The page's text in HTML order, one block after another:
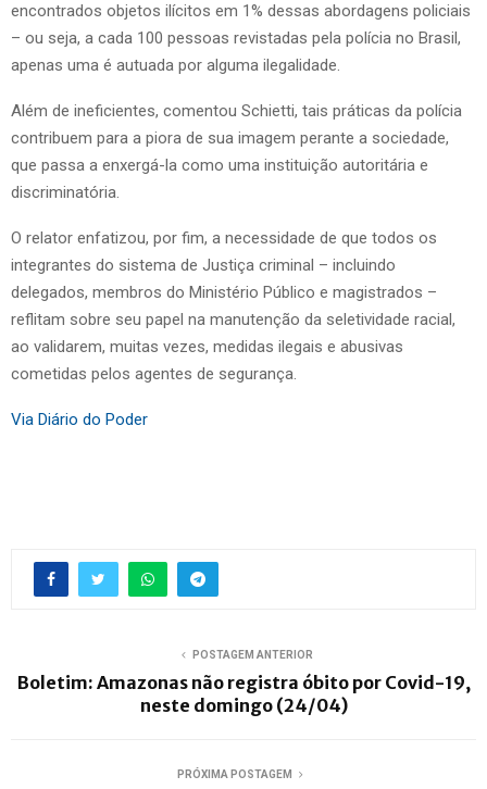
encontrados objetos ilícitos em 1% dessas abordagens policiais
– ou seja, a cada 100 pessoas revistadas pela polícia no Brasil,
apenas uma é autuada por alguma ilegalidade.
Além de ineficientes, comentou Schietti, tais práticas da polícia
contribuem para a piora de sua imagem perante a sociedade,
que passa a enxergá-la como uma instituição autoritária e
discriminatória.
O relator enfatizou, por fim, a necessidade de que todos os
integrantes do sistema de Justiça criminal – incluindo
delegados, membros do Ministério Público e magistrados –
reflitam sobre seu papel na manutenção da seletividade racial,
ao validarem, muitas vezes, medidas ilegais e abusivas
cometidas pelos agentes de segurança.
Via Diário do Poder
POSTAGEM ANTERIOR
Boletim: Amazonas não registra óbito por Covid-19,
neste domingo (24/04)
PRÓXIMA POSTAGEM